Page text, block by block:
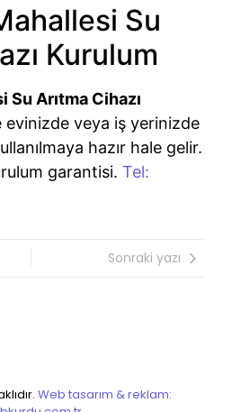
Su
Kurulum
Arıtma Cihazı
evinizde veya iş yerinizde
hazır hale gelir.
garantisi. Tel:
Sonraki yazı
Web tasarım & reklam: